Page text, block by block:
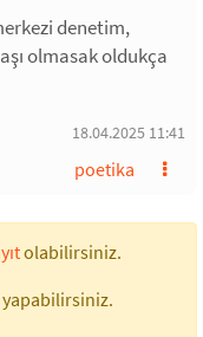
denetim,
olmasak oldukça
18.04.2025 11:41
poetika
olabilirsiniz.